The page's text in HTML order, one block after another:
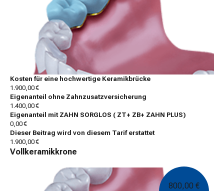
Kosten für eine hochwertige Keramikbrücke
1.900,00 €
Eigenanteil ohne Zahnzusatzversicherung
1.400,00 €
Eigenanteil mit ZAHN SORGLOS ( ZT+ ZB+ ZAHN PLUS)
0,00 €
Dieser Beitrag wird von diesem Tarif erstattet
1.900,00 €
Vollkeramikkrone
800,00 €